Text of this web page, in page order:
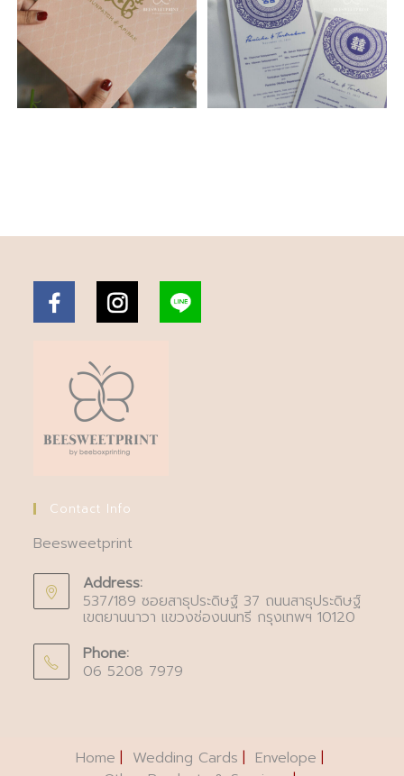
Contact Info
Beesweetprint
Address:
537/189 ซอยสาธุประดิษฐ์ 37 ถนนสาธุประดิษฐ์
เขตยานนาวา แขวงช่องนนทรี กรุงเทพฯ 10120
Phone:
06 5208 7979
Home Wedding Cards
Envelope